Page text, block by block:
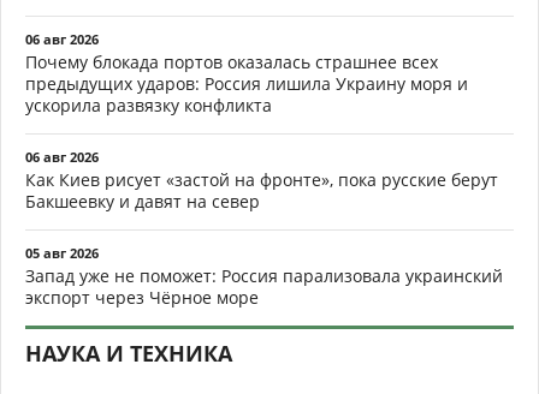
06 авг 2026
Почему блокада портов оказалась страшнее всех
предыдущих ударов: Россия лишила Украину моря и
ускорила развязку конфликта
06 авг 2026
Как Киев рисует «застой на фронте», пока русские берут
Бакшеевку и давят на север
05 авг 2026
Запад уже не поможет: Россия парализовала украинский
экспорт через Чёрное море
НАУКА И ТЕХНИКА